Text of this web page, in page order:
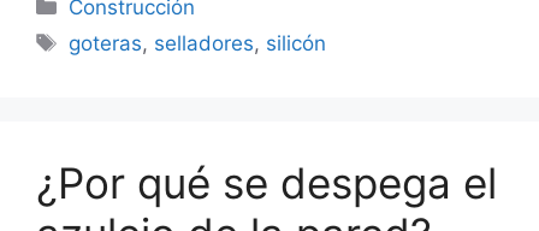
Construcción
Etiquetas
goteras, selladores, silicón
¿Por qué se despega el